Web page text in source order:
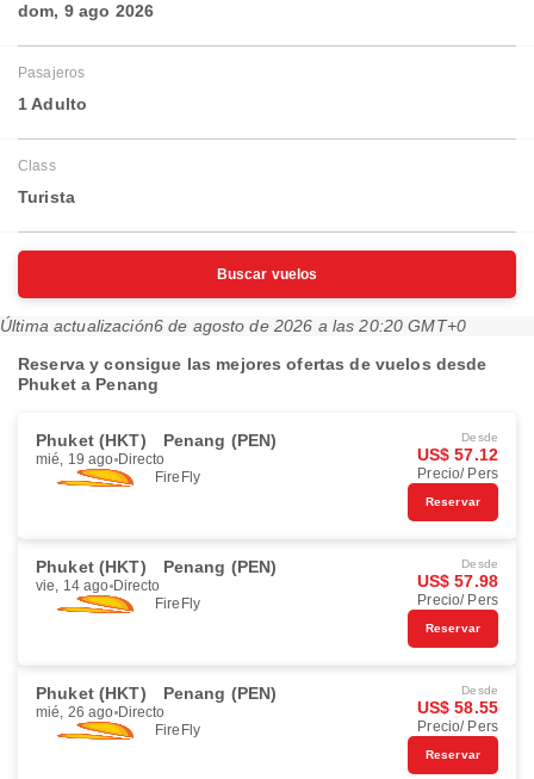
dom, 9 ago 2026
Pasajeros
1 Adulto
Class
Turista
Buscar vuelos
Última actualización6 de agosto de 2026 a las 20:20 GMT+0
Reserva y consigue las mejores ofertas de vuelos desde
Phuket a Penang
Phuket (HKT) Penang (PEN)
mié, 19 ago Directo
FireFly
Desde
US$ 57.12
Precio/ Pers
Reservar
Phuket (HKT) Penang (PEN)
vie, 14 ago Directo
FireFly
Desde
US$ 57.98
Precio/ Pers
Reservar
Phuket (HKT) Penang (PEN)
mié, 26 ago Directo
FireFly
Desde
US$ 58.55
Precio/ Pers
Reservar